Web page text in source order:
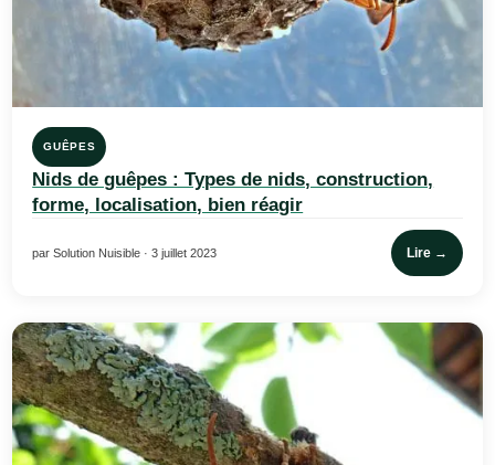
GUÊPES
Nids de guêpes : Types de nids, construction,
forme, localisation, bien réagir
par Solution Nuisible · 3 juillet 2023 Lire →